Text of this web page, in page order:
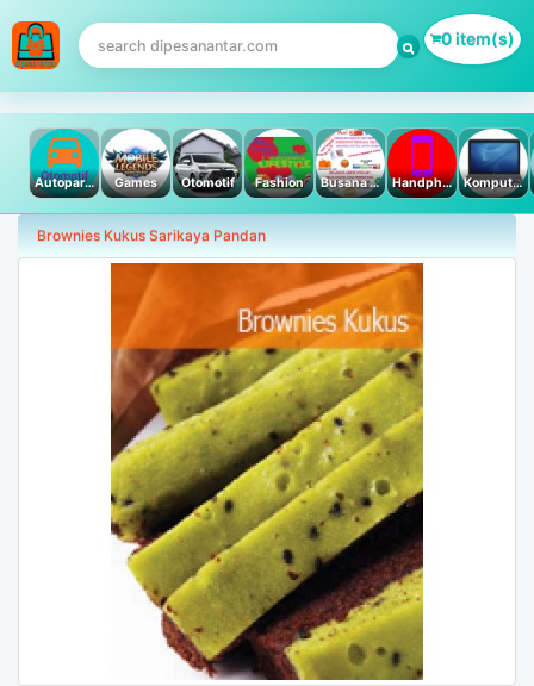
0 item(s)
Autoparts Games Otomotif Fashion Busana Muslim Handphone & Tablet Komputer PC & Laptop
Brownies Kukus Sarikaya Pandan